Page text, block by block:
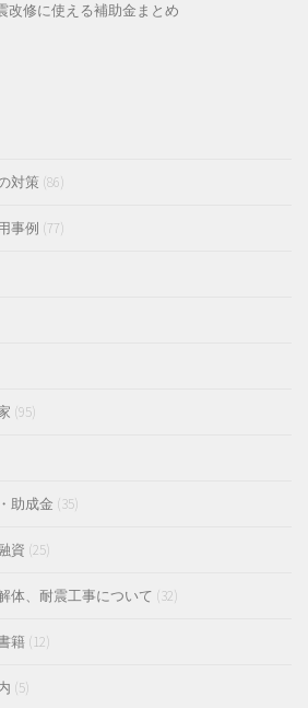
改修に使える補助金まとめ
対策 (86)
事例 (77)
(95)
助成金 (35)
資 (25)
体、耐震工事について (32)
籍 (12)
(5)